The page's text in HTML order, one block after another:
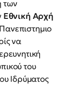
των
Εθνική Αρχή
να
του
Ιδρύματος